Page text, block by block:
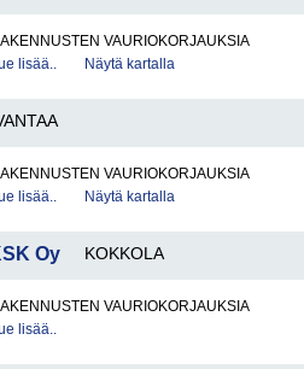
VAURIOKORJAUKSIA
lisää..
Näytä kartalla
VAURIOKORJAUKSIA
lisää..
Näytä kartalla
Oy KOKKOLA
VAURIOKORJAUKSIA
lisää..